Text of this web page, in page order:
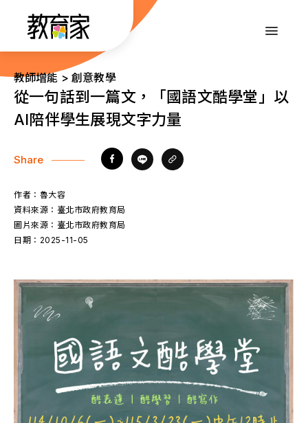
內
::: 教師增能 > 創意教學
從一句話到一篇文，「國語文酷學堂」以
AI陪伴學生展現文字力量
Share
作者： 魯大容
資料來源： 臺北市政府教育局
圖片來源： 臺北市政府教育局
日期： 2025-11-05